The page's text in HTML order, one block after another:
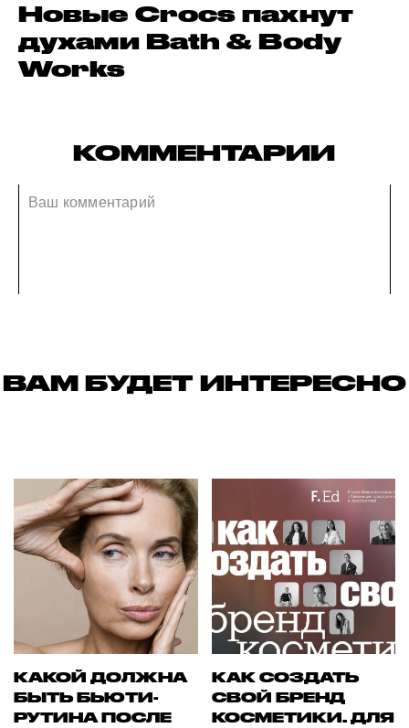
Новые Crocs пахнут
духами Bath & Body
Works
КОММЕНТАРИИ
ВАМ БУДЕТ ИНТЕРЕСНО
КАКОЙ ДОЛЖНА
БЫТЬ БЬЮТИ-
РУТИНА ПОСЛЕ
КАК СОЗДАТЬ
СВОЙ БРЕНД
КОСМЕТИКИ. ДЛЯ